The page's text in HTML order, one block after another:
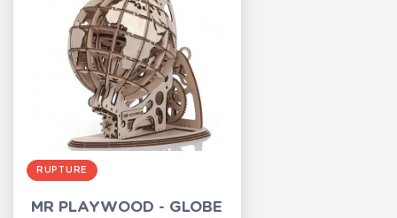
RUPTURE
MR PLAYWOOD - GLOBE